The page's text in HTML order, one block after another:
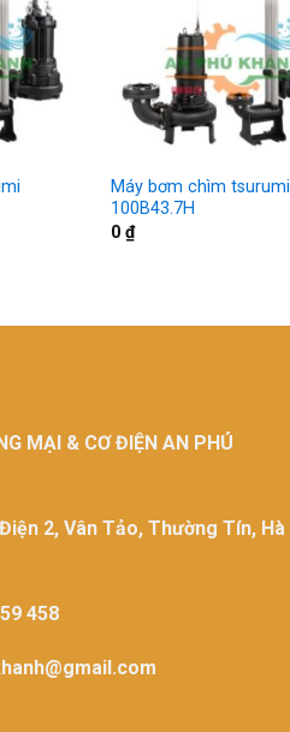
Máy bơm chìm tsurumi
100B43.7H
0 ₫
MẠI & CƠ ĐIỆN AN PHÚ
2, Vân Tảo, Thường Tín, Hà
458